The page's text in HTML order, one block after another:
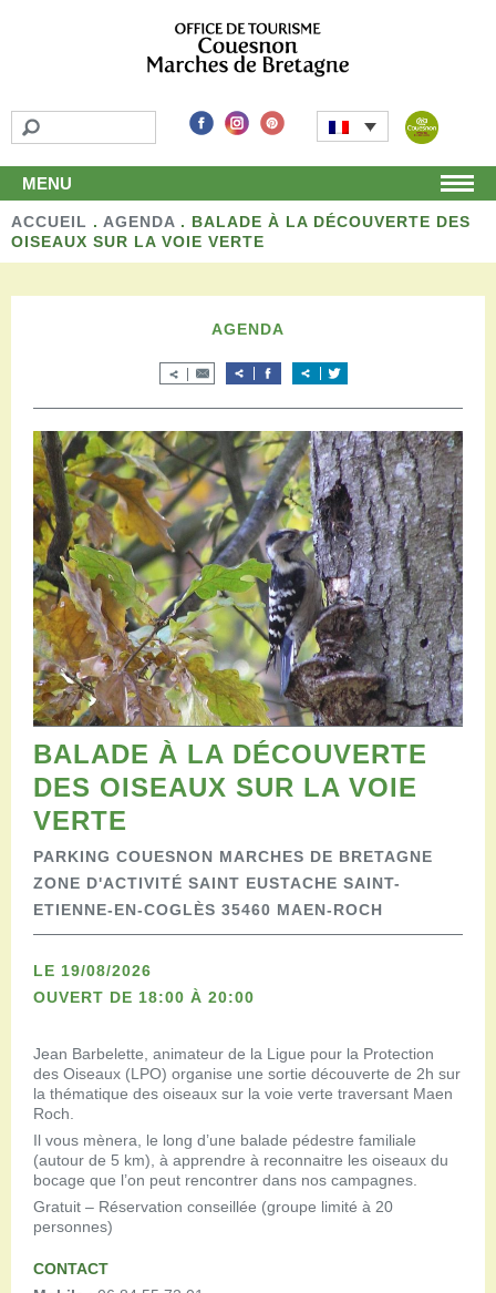
MENU
Accueil
Découvrir
Terroir et artisans
Autour de chez nous
Séjourner
Hébergements
Restaurants
Aires de camping-car
Salles de réception
Aires de pique-nique
Randonner
Randonnées pédestres
Randonnées vélo
Randonnées VTT
Randonnées équestres
Agenda
Pratique
Documents à télécharger
Tourisme accessible
Venir en groupe
Espace Pro
ACCUEIL . AGENDA . BALADE À LA DÉCOUVERTE DES
OISEAUX SUR LA VOIE VERTE
AGENDA
BALADE À LA DÉCOUVERTE
DES OISEAUX SUR LA VOIE
VERTE
PARKING COUESNON MARCHES DE BRETAGNE
ZONE D'ACTIVITÉ SAINT EUSTACHE SAINT-
ETIENNE-EN-COGLÈS 35460 MAEN-ROCH
LE 19/08/2026
OUVERT DE 18:00 À 20:00
Jean Barbelette, animateur de la Ligue pour la Protection
des Oiseaux (LPO) organise une sortie découverte de 2h sur
la thématique des oiseaux sur la voie verte traversant Maen
Roch.
Il vous mènera, le long d’une balade pédestre familiale
(autour de 5 km), à apprendre à reconnaitre les oiseaux du
bocage que l’on peut rencontrer dans nos campagnes.
Gratuit – Réservation conseillée (groupe limité à 20
personnes)
CONTACT